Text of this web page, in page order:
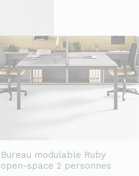
Bureau modulable Ruby
open-space 2 personnes